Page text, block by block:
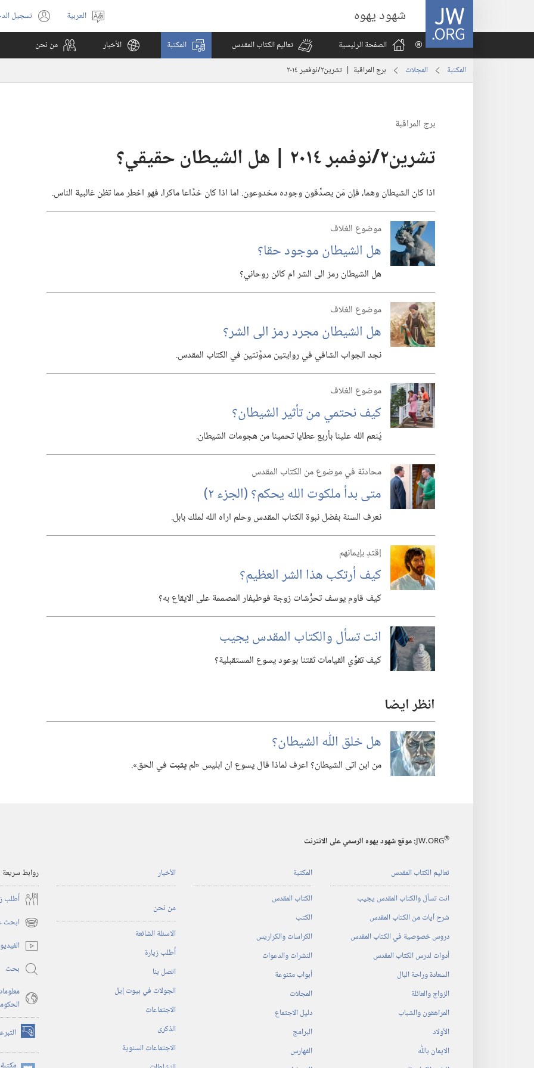
JW.ORG شهود يهوه
اختر
اللغة
العربية تسجيل(يفتح
نافذة
الصفحة الرئيسية
تعاليم الكتاب المقدس المكتبة الأخبار من نحن
المكتبة المجلات برج المراقبة | ‏‎تشرين٢/نوفمبر‏ ‏‎٢٠١٤‏
برج المراقبة
اذا كان الشيطان وهما،‏ فإن مَن يصدِّقون وجوده مخدوعون.‏ اما اذا كان خدَّاعا ماكرا،‏ فهو اخطر مما تظن غالبية الناس.‏
موضوع الغلاف
هل الشيطان موجود حقا؟‏
هل الشيطان رمز الى الشر ام كائن روحاني؟‏
موضوع الغلاف
هل الشيطان مجرد رمز الى الشر؟‏
نجد الجواب الشافي في روايتين مدوَّنتين في الكتاب المقدس.‏
موضوع الغلاف
كيف نحتمي من تأثير الشيطان؟‏
يُنعم الله علينا بأربع عطايا تحمينا من هجومات الشيطان.‏
محادثة في موضوع من الكتاب المقدس
متى بدأ ملكوت الله يحكم؟‏ (‏الجزء ٢)‏
نعرف السنة بفضل نبوة الكتاب المقدس وحلم اراه الله لملك بابل.‏
إقتدِ بإيمانهم
كيف أرتكب هذا الشر العظيم؟‏
كيف قاوم يوسف تحرُّشات زوجة فوطيفار المصممة على الايقاع به؟‏
انت تسأل والكتاب المقدس يجيب
كيف تقوِّي القيامات ثقتنا بوعود يسوع المستقبلية؟‏
انظر ايضا
هل خلق اللّٰه الشيطان؟‏
من اين اتى الشيطان؟‏ اعرف لماذا قال يسوع ان ابليس «لميثبت في الحق».‏
JW.ORG® :‏ موقع شهود يهوه الرسمي على الانترنت
تعاليم الكتاب المقدس
انت تسأل والكتاب المقدس يجيب
شرح آيات من الكتاب المقدس
دروس خصوصية في الكتاب المقدس
أدوات لدرس الكتاب المقدس
السعادة وراحة البال
الزواج والعائلة
المراهقون والشباب
الأولاد
الايمان باللّٰه
المكتبة
الكتاب المقدس
الكتب
الكراسات والكراريس
النشرات والدعوات
أبواب متنوعة
المجلات
دليل الاجتماع
البرامج
الفهارس
الأخبار
من نحن
الاسئلة الشائعة
أُطلب زيارة
اتصل بنا
الجولات في بيوت إيل
الاجتماعات
الذكرى
الاجتماعات السنوية
روابط سريعة
أُطلب
ابحث (يفتح
نافذة
بحث
(يفتح
نافذة